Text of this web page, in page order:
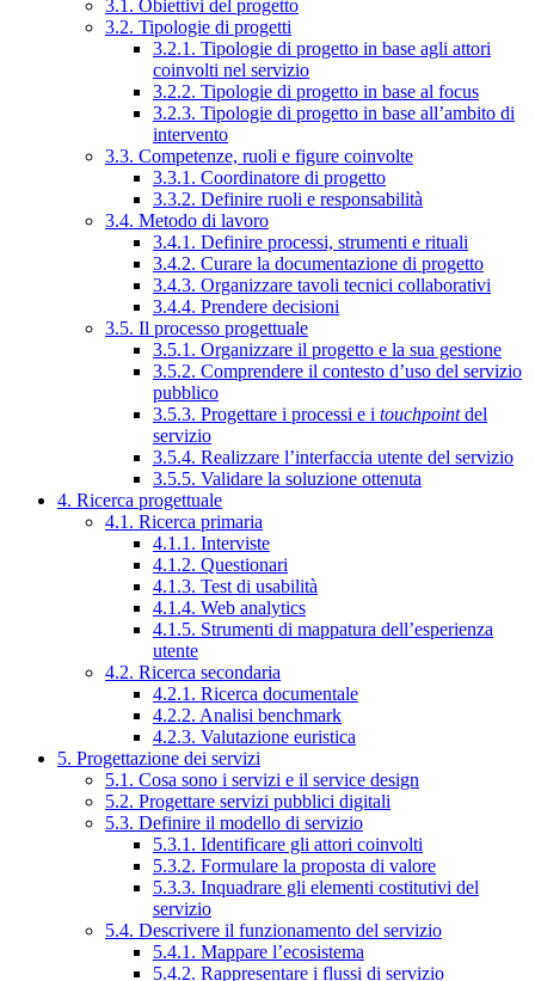
3.1. Obiettivi del progetto
3.2. Tipologie di progetti
3.2.1. Tipologie di progetto in base agli attori
coinvolti nel servizio
3.2.2. Tipologie di progetto in base al focus
3.2.3. Tipologie di progetto in base all’ambito di
intervento
3.3. Competenze, ruoli e figure coinvolte
3.3.1. Coordinatore di progetto
3.3.2. Definire ruoli e responsabilità
3.4. Metodo di lavoro
3.4.1. Definire processi, strumenti e rituali
3.4.2. Curare la documentazione di progetto
3.4.3. Organizzare tavoli tecnici collaborativi
3.4.4. Prendere decisioni
3.5. Il processo progettuale
3.5.1. Organizzare il progetto e la sua gestione
3.5.2. Comprendere il contesto d’uso del servizio
pubblico
3.5.3. Progettare i processi e i touchpointdel
servizio
3.5.4. Realizzare l’interfaccia utente del servizio
3.5.5. Validare la soluzione ottenuta
4. Ricerca progettuale
4.1. Ricerca primaria
4.1.1. Interviste
4.1.2. Questionari
4.1.3. Test di usabilità
4.1.4. Web analytics
4.1.5. Strumenti di mappatura dell’esperienza
utente
4.2. Ricerca secondaria
4.2.1. Ricerca documentale
4.2.2. Analisi benchmark
4.2.3. Valutazione euristica
5. Progettazione dei servizi
5.1. Cosa sono i servizi e il service design
5.2. Progettare servizi pubblici digitali
5.3. Definire il modello di servizio
5.3.1. Identificare gli attori coinvolti
5.3.2. Formulare la proposta di valore
5.3.3. Inquadrare gli elementi costitutivi del
servizio
5.4. Descrivere il funzionamento del servizio
5.4.1. Mappare l’ecosistema
5.4.2. Rappresentare i flussi di servizio